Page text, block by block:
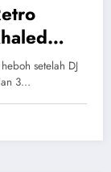
setelah DJ
3…